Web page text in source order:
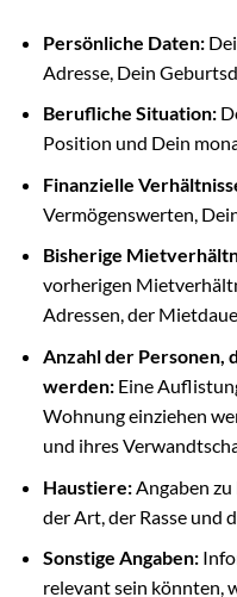
Persönliche Daten:
Adresse, Dein
Berufliche Situation:
Position und Dein
Finanzielle
Vermögenswerten,
Bisherige
vorherigen
Adressen, der
Anzahl der Personen,
werden:Eine
Wohnung einziehen
und ihres
Haustiere:Angaben zu
der Art, der Rasse und
Sonstige Angaben:
relevant sein könnten,